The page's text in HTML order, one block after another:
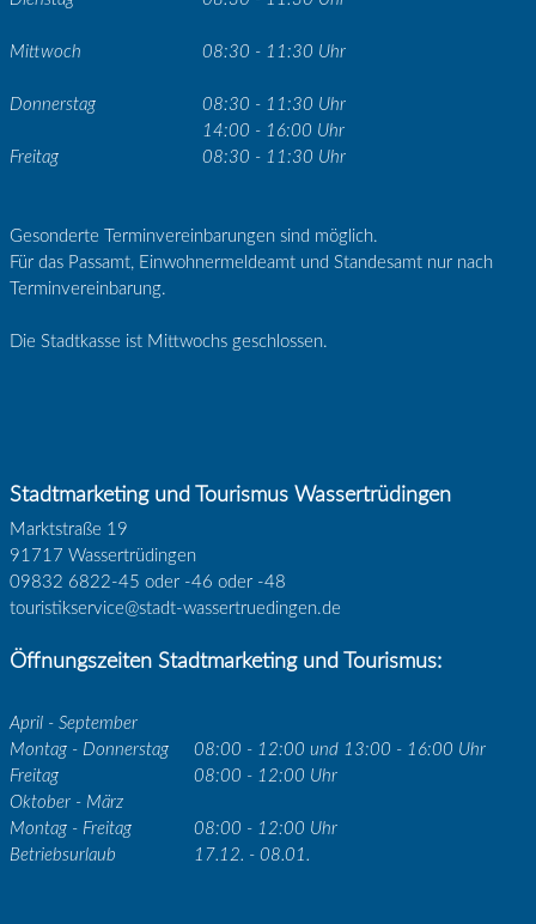
Mittwoch 08:30 - 11:30 Uhr
Donnerstag
08:30 - 11:30 Uhr
14:00 - 16:00 Uhr
Freitag
08:30 - 11:30 Uhr
Gesonderte Terminvereinbarungen sind möglich.
Für das Passamt, Einwohnermeldeamt und Standesamt nur nach
Terminvereinbarung.
Die Stadtkasse ist Mittwochs geschlossen.
Stadtmarketing und Tourismus Wassertrüdingen
Marktstraße 19
91717 Wassertrüdingen
09832 6822-45 oder -46 oder -48
touristikservice@stadt-wassertruedingen.de
Öffnungszeiten Stadtmarketing und Tourismus:
April - September
Montag - Donnerstag
08:00 - 12:00 und 13:00 - 16:00 Uhr
Freitag
08:00 - 12:00 Uhr
Oktober - März
Montag - Freitag
08:00 - 12:00 Uhr
Betriebsurlaub
17.12. - 08.01.